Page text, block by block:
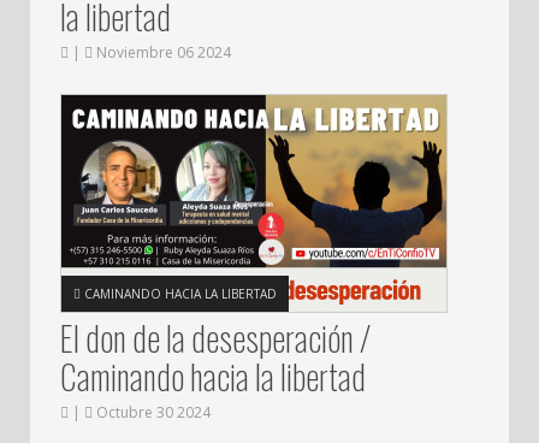
la libertad
| Noviembre 06 2024
CAMINANDO HACIA LA LIBERTAD
El don de la desesperación /
Caminando hacia la libertad
| Octubre 30 2024